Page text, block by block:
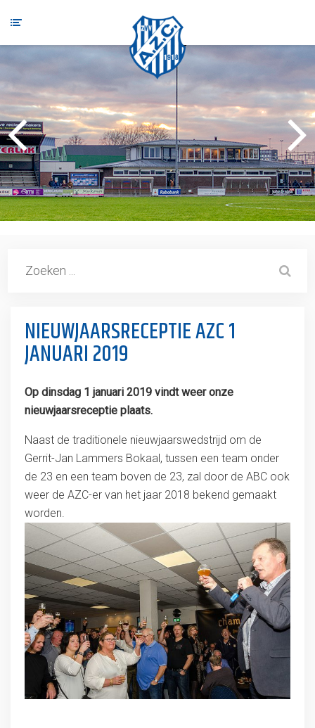
NIEUWJAARSRECEPTIE AZC 1
JANUARI 2019
Op dinsdag 1 januari 2019 vindt weer onze
nieuwjaarsreceptie plaats.
Naast de traditionele nieuwjaarswedstrijd om de
Gerrit-Jan Lammers Bokaal, tussen een team onder
de 23 en een team boven de 23, zal door de ABC ook
weer de AZC-er van het jaar 2018 bekend gemaakt
worden.